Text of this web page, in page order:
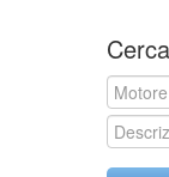
to
content